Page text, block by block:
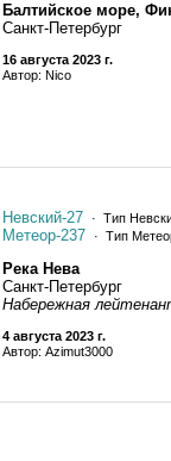
Балтийское море,
Санкт-Петербург
16 августа 2023 г.
Автор: Nico
Невский-27 · Тип
Метеор-237 · Тип
Река Нева
Санкт-Петербург
Набережная
4 августа 2023 г.
Автор: Azimut3000